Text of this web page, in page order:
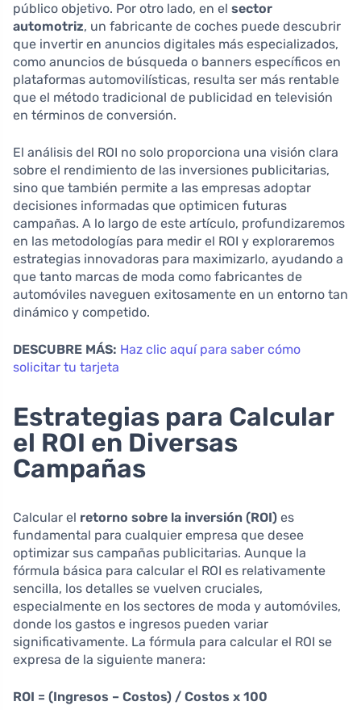
público objetivo. Por otro lado, en el sector
automotriz, un fabricante de coches puede descubrir
que invertir en anuncios digitales más especializados,
como anuncios de búsqueda o banners específicos en
plataformas automovilísticas, resulta ser más rentable
que el método tradicional de publicidad en televisión
en términos de conversión.
El análisis del ROI no solo proporciona una visión clara
sobre el rendimiento de las inversiones publicitarias,
sino que también permite a las empresas adoptar
decisiones informadas que optimicen futuras
campañas. A lo largo de este artículo, profundizaremos
en las metodologías para medir el ROI y exploraremos
estrategias innovadoras para maximizarlo, ayudando a
que tanto marcas de moda como fabricantes de
automóviles naveguen exitosamente en un entorno tan
dinámico y competido.
DESCUBRE MÁS: Haz clic aquí para saber cómo
solicitar tu tarjeta
Estrategias para Calcular
el ROI en Diversas
Campañas
Calcular el retorno sobre la inversión (ROI) es
fundamental para cualquier empresa que desee
optimizar sus campañas publicitarias. Aunque la
fórmula básica para calcular el ROI es relativamente
sencilla, los detalles se vuelven cruciales,
especialmente en los sectores de moda y automóviles,
donde los gastos e ingresos pueden variar
significativamente. La fórmula para calcular el ROI se
expresa de la siguiente manera:
ROI = (Ingresos – Costos) / Costos x 100